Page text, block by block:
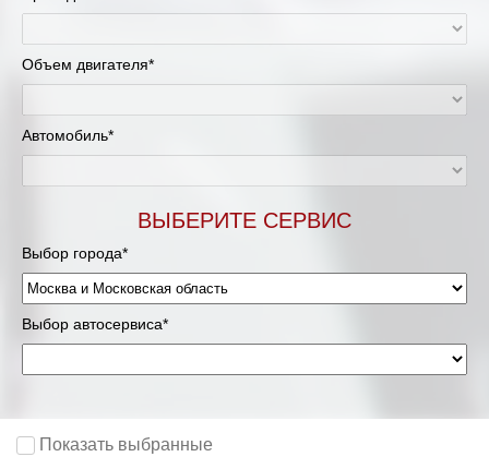
Красноярск
Липецк
Москва и Московская область
Мурманск
Нижневартовск
Нижний Новгород
Новосибирск
Объем двигателя*
Автомобиль*
ВЫБЕРИТЕ СЕРВИС
Выбор города*
Выбор автосервиса*
Показать выбранные